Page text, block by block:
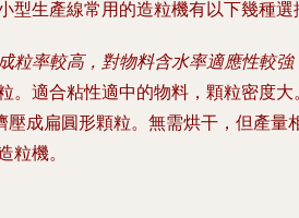
生產線常用的造粒機有以下幾種選
率較高，對物料含水率適應性較強
。適合粘性適中的物料，顆粒密度大
成扁圓形顆粒。無需烘干，但產量
粒機。